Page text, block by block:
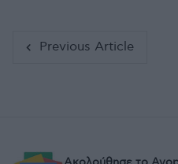
Previous Article